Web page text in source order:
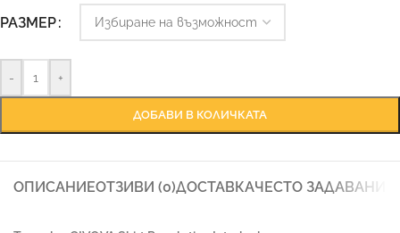
РАЗМЕР
- +
ДОБАВИ В КОЛИЧКАТА
ОПИСАНИЕОТЗИВИ (0)ДОСТАВКАЧЕСТО ЗАДАВАНИ